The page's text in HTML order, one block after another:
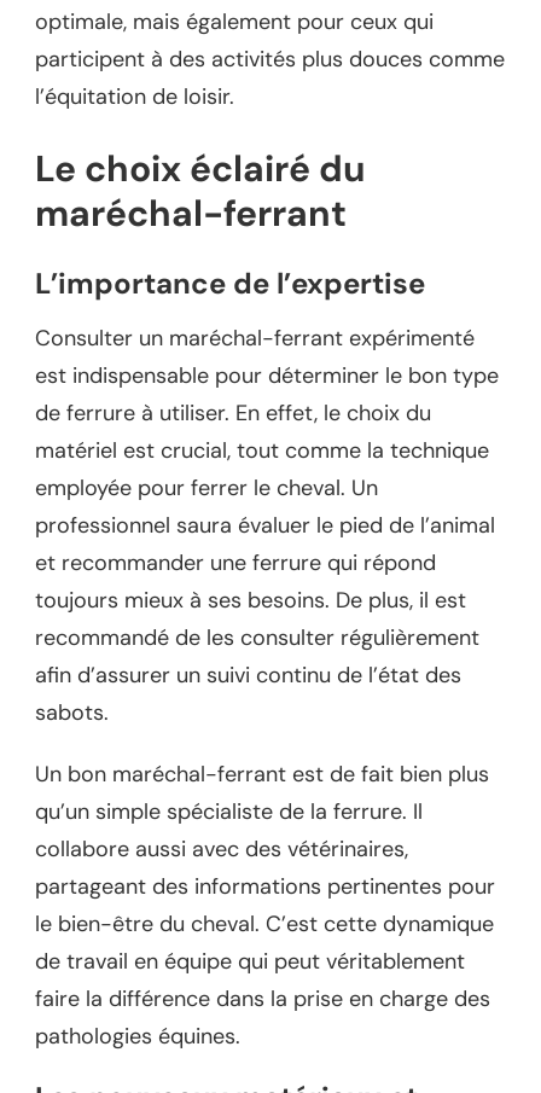
optimale, mais également pour ceux qui
participent à des activités plus douces comme
l’équitation de loisir.
Le choix éclairé du
maréchal-ferrant
L’importance de l’expertise
Consulter un maréchal-ferrant expérimenté
est indispensable pour déterminer le bon type
de ferrure à utiliser. En effet, le choix du
matériel est crucial, tout comme la technique
employée pour ferrer le cheval. Un
professionnel saura évaluer le pied de l’animal
et recommander une ferrure qui répond
toujours mieux à ses besoins. De plus, il est
recommandé de les consulter régulièrement
afin d’assurer un suivi continu de l’état des
sabots.
Un bon maréchal-ferrant est de fait bien plus
qu’un simple spécialiste de la ferrure. Il
collabore aussi avec des vétérinaires,
partageant des informations pertinentes pour
le bien-être du cheval. C’est cette dynamique
de travail en équipe qui peut véritablement
faire la différence dans la prise en charge des
pathologies équines.